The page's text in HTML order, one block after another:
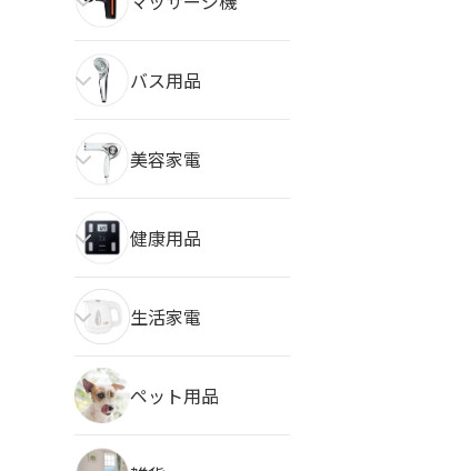
バス用品
美容家電
健康用品
生活家電
ペット用品